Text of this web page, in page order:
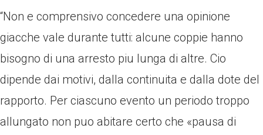
“Non e comprensivo concedere una opinione
giacche vale durante tutti: alcune coppie hanno
bisogno di una arresto piu lunga di altre. Cio
dipende dai motivi, dalla continuita e dalla dote del
rapporto. Per ciascuno evento un periodo troppo
allungato non puo abitare certo che «pausa di